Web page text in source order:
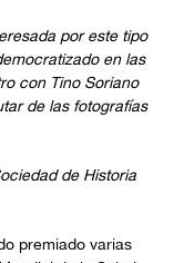
por este tipo
en las
con Tino Soriano
de las fotografías
de Historia
premiado varias